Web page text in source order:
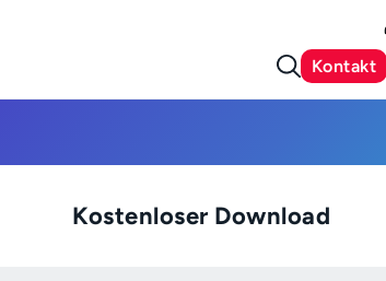
Kontakt
Kostenloser Download